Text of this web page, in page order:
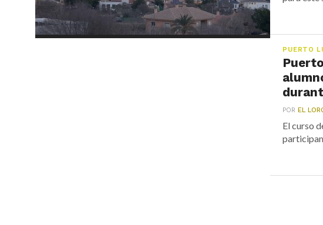
PUERTO
POREL
El curso